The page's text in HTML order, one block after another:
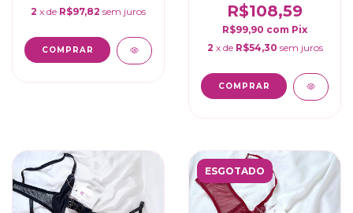
2 x de R$97,82 sem juros
COMPRAR
R$108,59
R$99,90 com Pix
2 x de R$54,30 sem juros
COMPRAR
ESGOTADO